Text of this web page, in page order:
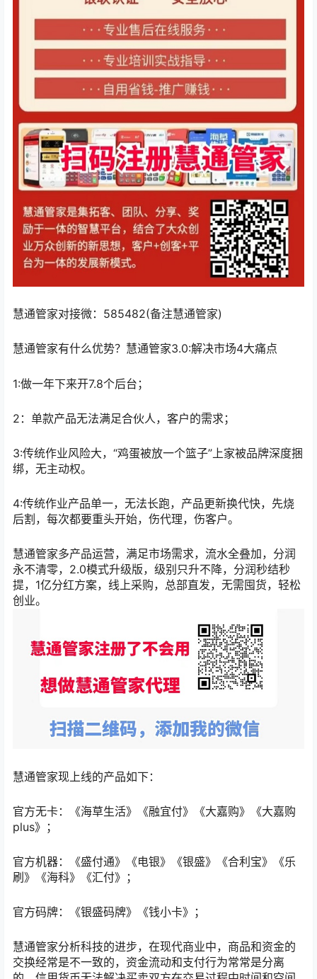
慧通管家对接微：585482(备注慧通管家)
慧通管家有什么优势？慧通管家3.0:解决市场4大痛点
1:做一年下来开7.8个后台；
2：单款产品无法满足合伙人，客户的需求；
3:传统作业风险大，“鸡蛋被放一个篮子”上家被品牌深度捆
绑，无主动权。
4:传统作业产品单一，无法长跑，产品更新换代快，先烧
后割，每次都要重头开始，伤代理，伤客户。
慧通管家多产品运营，满足市场需求，流水全叠加，分润
永不清零，2.0模式升级版，级别只升不降，分润秒结秒
提，1亿分红方案，线上采购，总部直发，无需囤货，轻松
创业。
慧通管家现上线的产品如下：
官方无卡：《海草生活》《融宜付》《大嘉购》《大嘉购
plus》；
官方机器：《盛付通》《电银》《银盛》《合利宝》《乐
刷》《海科》《汇付》；
官方码牌：《银盛码牌》《钱小卡》；
慧通管家分析科技的进步，在现代商业中，商品和资金的
交换经常是不一致的，资金流动和支付行为常常是分离